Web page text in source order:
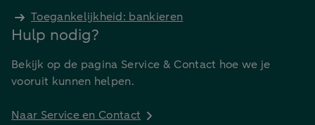
Toegankelijkheid: bankieren
Hulp nodig?
Bekijk op de pagina Service & Contact hoe we je
vooruit kunnen helpen.
Naar Service en Contact